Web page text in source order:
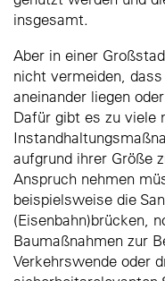
insgesamt.
Aber in einer
nicht vermeiden,
aneinander liegen
Dafür gibt es zu viele
aufgrund ihrer Größe
Anspruch nehmen
beispielsweise die
(Eisenbahn)brücken,
Baumaßnahmen zur
Verkehrswende oder